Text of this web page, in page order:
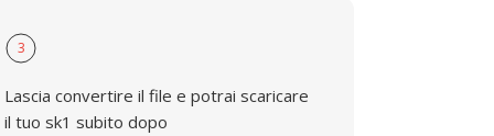
3
Lascia convertire il file e potrai scaricare
il tuo sk1 subito dopo